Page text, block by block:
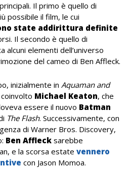
Il primo è quello di
possibile il film, le cui
state addirittura definite
Il secondo è quello di
alcuni elementi dell’universo
del cameo di Ben Affleck.
inizialmente in Aquaman and
Michael Keaton, che
essere il nuovo Batman
The Flash. Successivamente, con
di Warner Bros. Discovery,
Ben Affleck sarebbe
e la scorsa estate vennero
con Jason Momoa.